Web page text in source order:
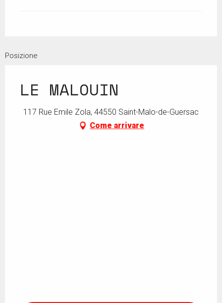
Posizione
LE MALOUIN
117 Rue Emile Zola, 44550 Saint-Malo-de-Guersac
Come arrivare